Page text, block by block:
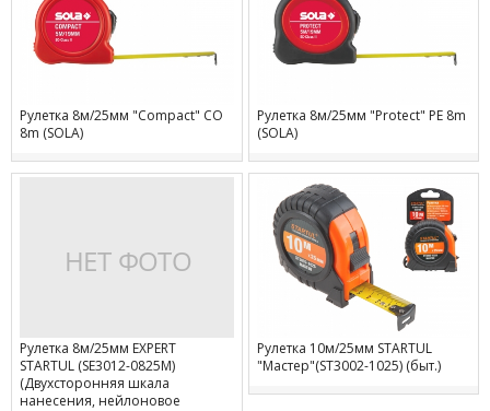
Рулетка 8м/25мм "Compact" CO
8m (SOLA)
Рулетка 8м/25мм "Protect" PE 8m
(SOLA)
Рулетка 8м/25мм EXPERT
STARTUL (SE3012-0825M)
(Двухсторонняя шкала
нанесения, нейлоновое
Рулетка 10м/25мм STARTUL
"Мастер"(ST3002-1025) (быт.)